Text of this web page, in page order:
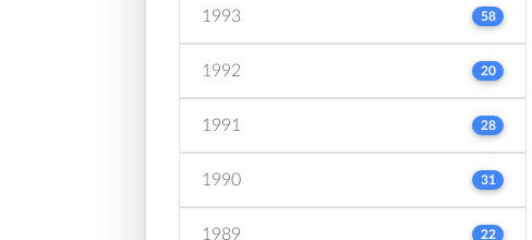
1993 58
1992 20
1991 28
1990 31
1989 22